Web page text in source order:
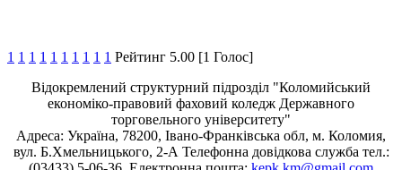
1 1 1 1 1 1 1 1 1 1 Рейтинг 5.00 [1 Голос]
Відокремлений структурний підрозділ "Коломийський
економіко-правовий фаховий коледж Державного
торговельного університету"
Адреса: Україна, 78200, Івано-Франківська обл, м. Коломия,
вул. Б.Хмельницького, 2-А Телефонна довідкова служба тел.: